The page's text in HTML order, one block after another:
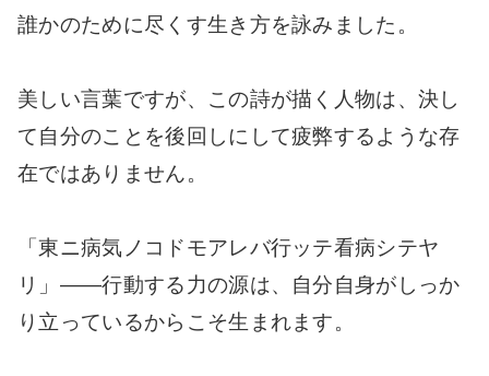
誰かのために尽くす生き方を詠みました。
美しい言葉ですが、この詩が描く人物は、決し
て自分のことを後回しにして疲弊するような存
在ではありません。
「東ニ病気ノコドモアレバ行ッテ看病シテヤ
リ」——行動する力の源は、自分自身がしっか
り立っているからこそ生まれます。